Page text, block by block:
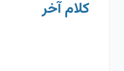
کلام آخر